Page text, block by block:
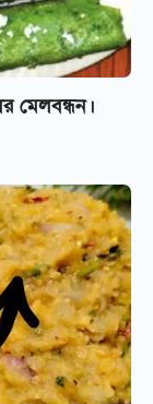
মেলবন্ধন।